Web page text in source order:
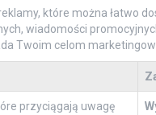
które można łatwo
wiadomości
Twoim celom
przyciągają uwagę